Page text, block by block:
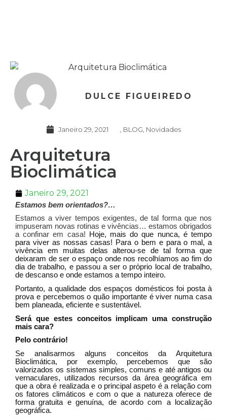
DULCE FIGUEIREDO
Janeiro 29, 2021 BLOG Novidades
Arquitetura
Bioclimática
Janeiro 29, 2021
Estamos bem orientados?…
Estamos a viver tempos exigentes, de tal forma que nos
impuseram novas rotinas e vivências… estamos obrigados
a confinar em casa!
Hoje, mais do que nunca, é tempo
para viver as nossas casas! Para o bem e para o mal, a
vivência em muitas delas alterou-se de tal forma que
deixaram de ser o espaço onde nos recolhíamos ao fim do
dia de trabalho, e passou a ser o próprio local de trabalho,
de descanso e onde estamos a tempo inteiro.
Portanto, a qualidade dos espaços domésticos foi posta à
prova e percebemos o quão importante é viver numa casa
bem planeada, eficiente e sustentável.
Será que estes conceitos implicam uma construção
mais cara?
Pelo contrário!
Se analisarmos alguns conceitos da Arquitetura
Bioclimática, por exemplo, percebemos que são
valorizados os sistemas simples, comuns e até antigos ou
vernaculares, utilizados recursos da área geográfica em
que a obra é realizada e o principal aspeto é a relação com
os fatores climáticos e com o que a natureza oferece de
forma gratuita e genuína, de acordo com a localização
geográfica.